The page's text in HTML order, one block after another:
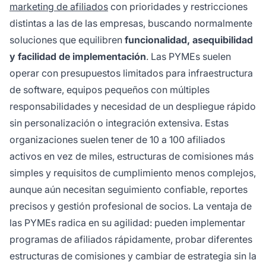
marketing de afiliados con prioridades y restricciones
distintas a las de las empresas, buscando normalmente
soluciones que equilibren funcionalidad, asequibilidad
y facilidad de implementación. Las PYMEs suelen
operar con presupuestos limitados para infraestructura
de software, equipos pequeños con múltiples
responsabilidades y necesidad de un despliegue rápido
sin personalización o integración extensiva. Estas
organizaciones suelen tener de 10 a 100 afiliados
activos en vez de miles, estructuras de comisiones más
simples y requisitos de cumplimiento menos complejos,
aunque aún necesitan seguimiento confiable, reportes
precisos y gestión profesional de socios. La ventaja de
las PYMEs radica en su agilidad: pueden implementar
programas de afiliados rápidamente, probar diferentes
estructuras de comisiones y cambiar de estrategia sin la